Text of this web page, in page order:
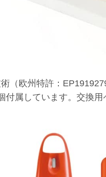
（欧州特許：
付属しています。交換用